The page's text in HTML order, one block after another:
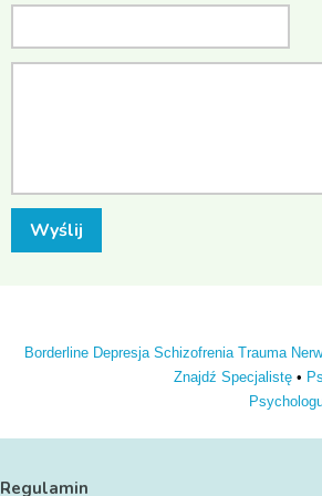
Wyślij
Borderline Depresja Schizofrenia Trauma
Znajdź Specjalistę•
Regulamin